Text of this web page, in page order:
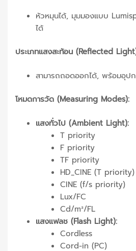
หัวหมุนได้, มุมมองแบบ
ได้
ประเภทแสงสะท้อน (Reflected
สามารถถอดออกได้, พร้อมอุป
โหมดการวัด (Measuring Modes):
แสงทั่วไป (Ambient Light):
T priority
F priority
TF priority
HD_CINE (T priority)
CINE (f/s priority)
Lux/FC
Cd/m²/FL
แสงแฟลช (Flash Light):
Cordless
Cord-in (PC)